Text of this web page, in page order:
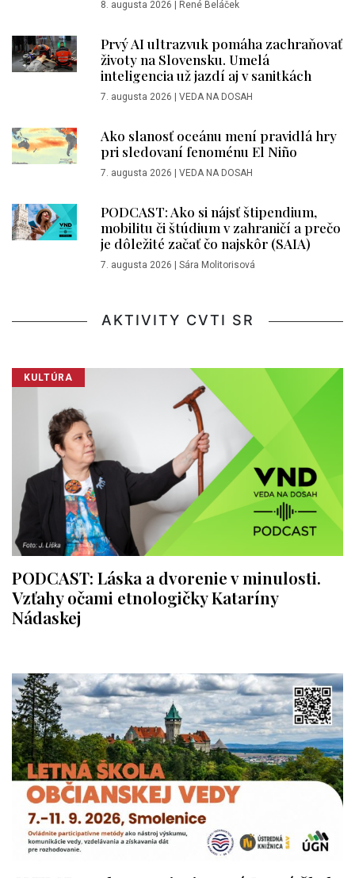
8. augusta 2026 René Beláček
Prvý AI ultrazvuk pomáha zachraňovať
životy na Slovensku. Umelá
inteligencia už jazdí aj v sanitkách
7. augusta 2026 VEDA NA DOSAH
Ako slanosť oceánu mení pravidlá hry
pri sledovaní fenoménu El Niño
7. augusta 2026 VEDA NA DOSAH
PODCAST: Ako si nájsť štipendium,
mobilitu či štúdium v zahraničí a prečo
je dôležité začať čo najskôr (SAIA)
7. augusta 2026 Sára Molitorisová
AKTIVITY CVTI SR
KULTÚRA
PODCAST: Láska a dvorenie v minulosti.
Vzťahy očami etnologičky Kataríny
Nádaskej